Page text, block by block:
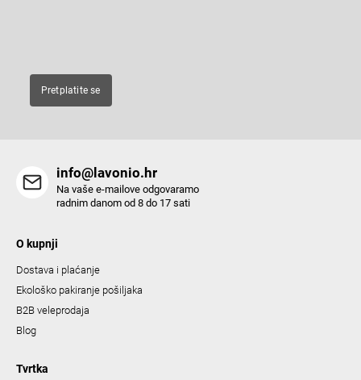
Pretplatite se
info@lavonio.hr
Na vaše e-mailove odgovaramo
radnim danom od 8 do 17 sati
O kupnji
Dostava i plaćanje
Ekološko pakiranje pošiljaka
B2B veleprodaja
Blog
Tvrtka